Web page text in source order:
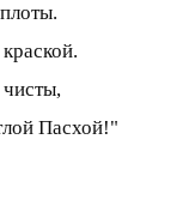
Пасхой!"